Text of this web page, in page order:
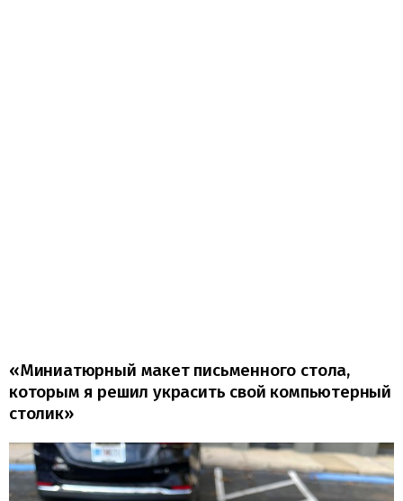
«Миниатюрный макет письменного стола,
которым я решил украсить свой компьютерный
столик»